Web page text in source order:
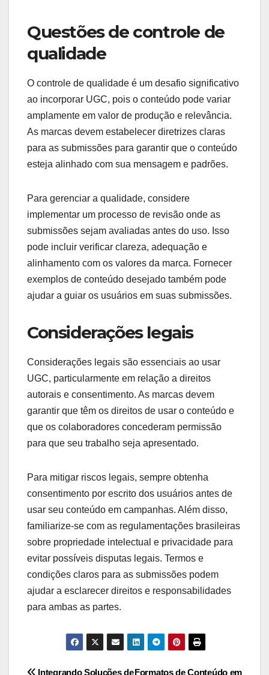
Questões de controle de
qualidade
O controle de qualidade é um desafio significativo
ao incorporar UGC, pois o conteúdo pode variar
amplamente em valor de produção e relevância.
As marcas devem estabelecer diretrizes claras
para as submissões para garantir que o conteúdo
esteja alinhado com sua mensagem e padrões.
Para gerenciar a qualidade, considere
implementar um processo de revisão onde as
submissões sejam avaliadas antes do uso. Isso
pode incluir verificar clareza, adequação e
alinhamento com os valores da marca. Fornecer
exemplos de conteúdo desejado também pode
ajudar a guiar os usuários em suas submissões.
Considerações legais
Considerações legais são essenciais ao usar
UGC, particularmente em relação a direitos
autorais e consentimento. As marcas devem
garantir que têm os direitos de usar o conteúdo e
que os colaboradores concederam permissão
para que seu trabalho seja apresentado.
Para mitigar riscos legais, sempre obtenha
consentimento por escrito dos usuários antes de
usar seu conteúdo em campanhas. Além disso,
familiarize-se com as regulamentações brasileiras
sobre propriedade intelectual e privacidade para
evitar possíveis disputas legais. Termos e
condições claros para as submissões podem
ajudar a esclarecer direitos e responsabilidades
para ambas as partes.
Formatos de Conteúdo em
Integrando Soluções de